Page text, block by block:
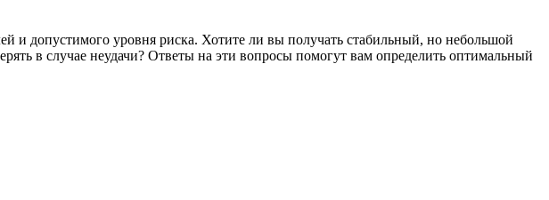
и допустимого уровня риска. Хотите ли вы получать стабильный, но небольшой
в случае неудачи? Ответы на эти вопросы помогут вам определить оптимальный